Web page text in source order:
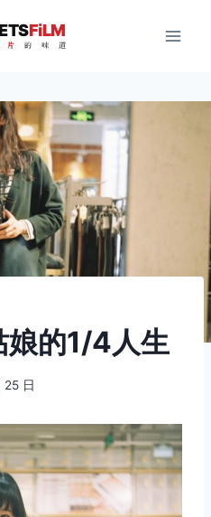
FiLM
片 的 味 道
娘的1/4人生
25 日